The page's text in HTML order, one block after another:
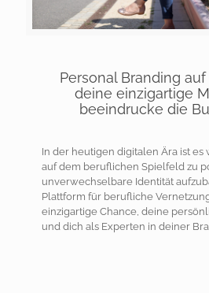
Personal Branding
deine einzigartige
beeindrucke die
In der heutigen digitalen Ära ist es
auf dem beruflichen Spielfeld zu
unverwechselbare Identität
Plattform für berufliche
einzigartige Chance, deine
und dich als Experten in deiner